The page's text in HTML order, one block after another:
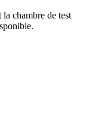
chambre de test